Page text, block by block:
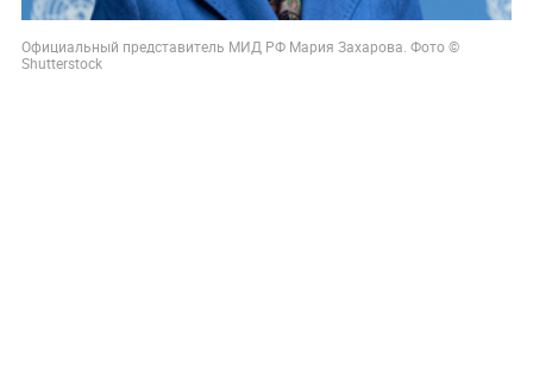
Официальный представитель МИД РФ Мария Захарова. Фото ©
Shutterstock